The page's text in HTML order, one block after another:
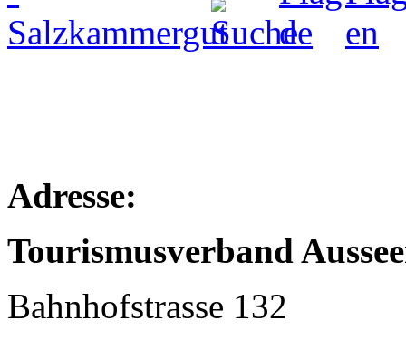
Adresse:
Tourismusverband
Bahnhofstrasse 132